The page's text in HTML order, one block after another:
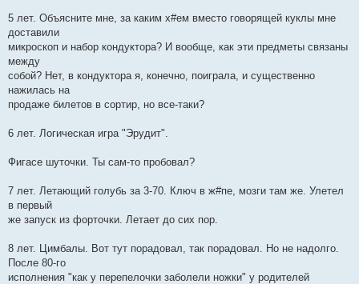
5 лет. Объясните мне, за каким х#ем вместо говорящей куклы мне
доставили
микроскоп и набор кондуктора? И вообще, как эти предметы связаны
между
собой? Нет, в кондуктора я, конечно, поиграла, и существенно
нажилась на
продаже билетов в сортир, но все-таки?
6 лет. Логическая игра "Эрудит".
Фигасе шуточки. Ты сам-то пробовал?
7 лет. Летающий голубь за 3-70. Ключ в ж#пе, мозги там же. Улетел
в первый
же запуск из форточки. Летает до сих пор.
8 лет. Цимбалы. Вот тут порадовал, так порадовал. Но не надолго.
После 80-го
исполнения "как у перепелочки заболели ножки" у родителей